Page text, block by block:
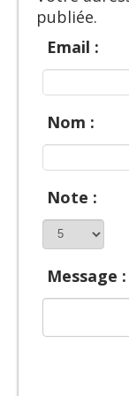
publiée.
Email :
Nom :
Note :
Message :